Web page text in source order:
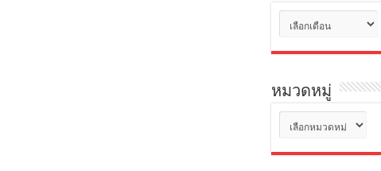
เก็บ
หมวดหมู่
หมู่